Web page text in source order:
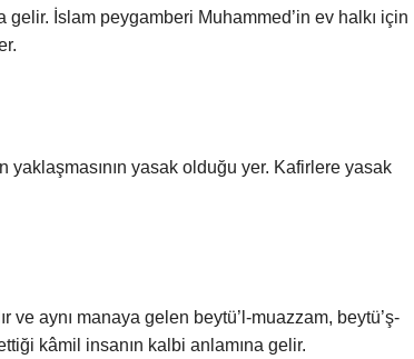
gelir. İslam peygamberi Muhammed’in ev halkı için
yaklaşmasının yasak olduğu yer. Kafirlere yasak
ve aynı manaya gelen beytü’l-muazzam, beytü’ş-
kâmil insanın kalbi anlamına gelir.